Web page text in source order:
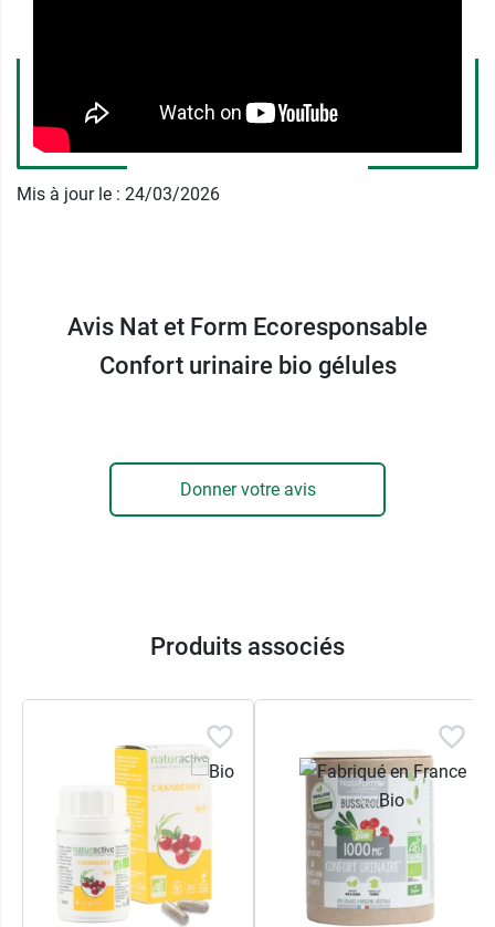
NATEFORME
ZA de kerloudan
56270 PLOEMEUR FRANCE
France
Mis à jour le : 24/03/2026
Avis Nat et Form Ecoresponsable
Confort urinaire bio gélules
Donner votre avis
Produits associés